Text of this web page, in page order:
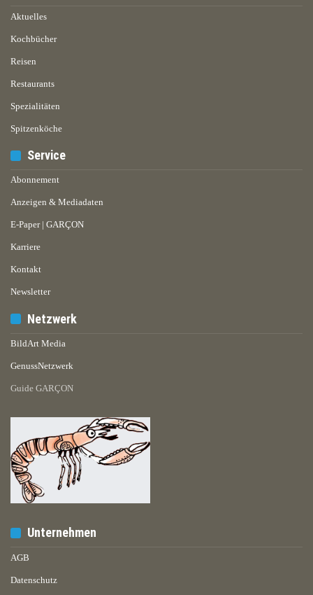
Aktuelles
Kochbücher
Reisen
Restaurants
Spezialitäten
Spitzenköche
Service
Abonnement
Anzeigen & Mediadaten
E-Paper | GARÇON
Karriere
Kontakt
Newsletter
Netzwerk
BildArt Media
GenussNetzwerk
Guide GARÇON
Unternehmen
AGB
Datenschutz